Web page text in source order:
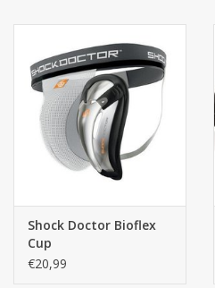
Shock Doctor Bioflex
Cup
€20,99